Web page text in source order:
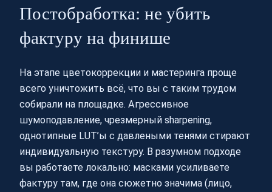
Постобработка: не убить
фактуру на финише
На этапе цветокоррекции и мастеринга проще
всего уничтожить всё, что вы с таким трудом
собирали на площадке. Агрессивное
шумоподавление, чрезмерный sharpening,
однотипные LUT’ы с давлеными тенями стирают
индивидуальную текстуру. В разумном подходе
вы работаете локально: масками усиливаете
фактуру там, где она сюжетно значима (лицо,